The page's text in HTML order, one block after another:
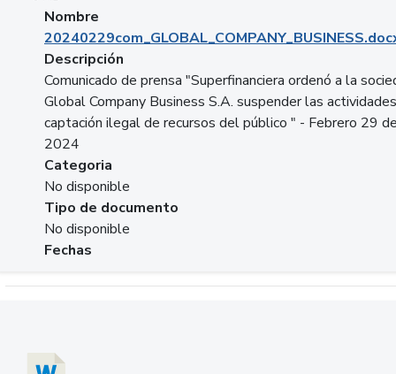
Nombre
Descripción
Comunicado de prensa "Superfinanciera ordenó a la
Global Company Business S.A. suspender las
captación ilegal de recursos del público " - Febrero 29
2024
Categoria
No disponible
Tipo de documento
No disponible
Fechas